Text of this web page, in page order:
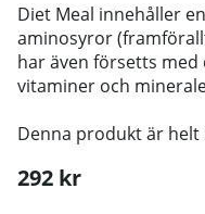
Diet Meal innehåller
aminosyror
har även försetts
vitaminer och
Denna produkt är
292 kr